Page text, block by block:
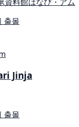
출몰
Jinja
출몰